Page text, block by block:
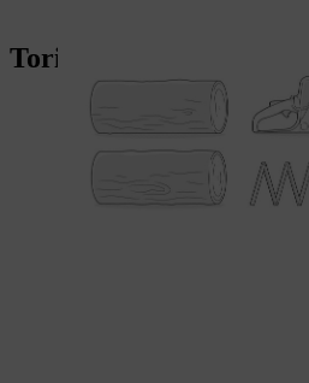
Torica svedese: istruzioni